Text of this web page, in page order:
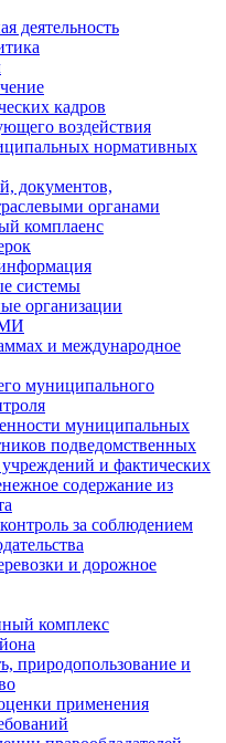
деятельность
кадров
воздействия
нормативных
документов,
органами
комплаенс
системы
организации
и международное
муниципального
муниципальных
подведомственных
и фактических
содержание из
за соблюдением
и дорожное
комплекс
природопользование и
применения